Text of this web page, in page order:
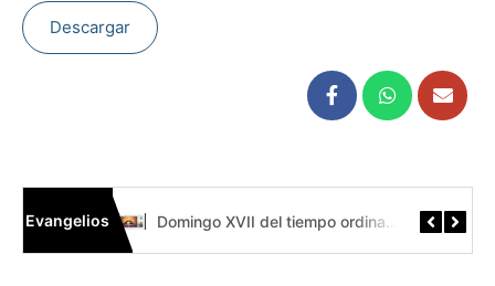
Descargar
EvangeliosDomingo XIX del tiempo ordinario // Mt 14,22-33 Códice Beza Domingo XVII del tiempo ordinari // Mt 13,44-52 Códice Beza